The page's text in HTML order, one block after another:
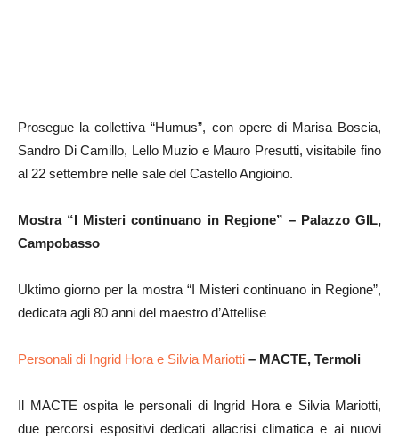
Prosegue la collettiva “Humus”, con opere di Marisa Boscia,
Sandro Di Camillo, Lello Muzio e Mauro Presutti, visitabile fino
al 22 settembre nelle sale del Castello Angioino.
Mostra “I Misteri continuano in Regione” – Palazzo GIL,
Campobasso
Uktimo giorno per la mostra “I Misteri continuano in Regione”,
dedicata agli 80 anni del maestro d’Attellise
Personali di Ingrid Hora e Silvia Mariotti – MACTE, Termoli
Il MACTE ospita le personali di Ingrid Hora e Silvia Mariotti,
due percorsi espositivi dedicati allacrisi climatica e ai nuovi